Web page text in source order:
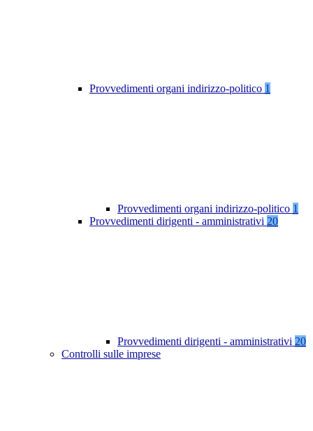
Provvedimenti organi indirizzo-politico 1
Provvedimenti organi indirizzo-politico 1
Provvedimenti dirigenti - amministrativi 20
Provvedimenti dirigenti - amministrativi 20
Controlli sulle imprese